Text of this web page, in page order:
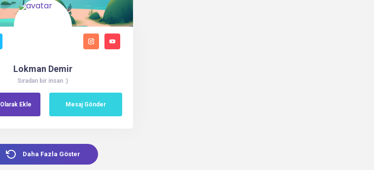
Lokman Demir
Sıradan bir insan :)
Olarak Ekle Mesaj Gönder
Daha Fazla Göster